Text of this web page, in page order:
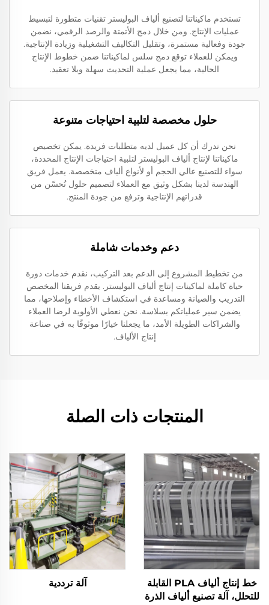
تستخدم ماكيناتنا لتصنيع ألياف البوليستر تقنيات متطورة لتبسيط
عمليات الإنتاج. ومن خلال دمج الأتمتة والرصد الرقمي، نضمن
جودة وفعالية مستمرة، وتقليل التكاليف التشغيلية وزيادة الإنتاجية.
ويمكن للعملاء توقع دمج سلس لماكيناتنا ضمن خطوط الإنتاج
الحالية، مما يجعل عملية التحديث سهلة وبلا تعقيد.
حلول مخصصة لتلبية احتياجات متنوعة
نحن ندرك أن كل عميل لديه متطلبات فريدة. يمكن تخصيص
ماكيناتنا لإنتاج ألياف البوليستر لتلبية احتياجات الإنتاج المحددة،
سواء للتصنيع عالي الحجم أو لأنواع ألياف متخصصة. يعمل فريق
الهندسة لدينا بشكل وثيق مع العملاء لتصميم حلول تُحسّن من
قدراتهم الإنتاجية وترفع من جودة المنتج.
دعم وخدمات شاملة
من تخطيط المشروع إلى الدعم بعد التركيب، نقدم خدمات دورة
حياة كاملة لماكينات إنتاج ألياف البوليستر. يقدم فريقنا المخصص
التدريب والصيانة ومساعدة في استكشاف الأخطاء وإصلاحها، مما
يضمن سير عملياتكم بسلاسة. نحن نعطي الأولوية لرضا العملاء
والشراكات الطويلة الأمد، ما يجعلنا خيارًا موثوقًا به في صناعة
إنتاج الألياف.
المنتجات ذات الصلة
خط إنتاج ألياف PLA القابلة
للتحلل، آلة تصنيع ألياف الذرة
آلة ترددية